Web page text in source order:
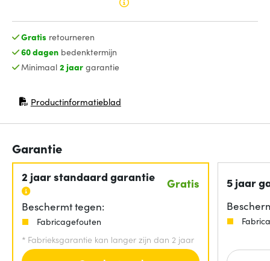
Gratis retourneren
60 dagenbedenktermijn
Minimaal 2 jaargarantie
Productinformatieblad
(opent in nieuw venster)
Garantie
2 jaar standaard garantie Gratis
Beschermt tegen:
Fabricagefouten
* Fabrieksgarantie kan langer zijn dan 2 jaar
5 jaar